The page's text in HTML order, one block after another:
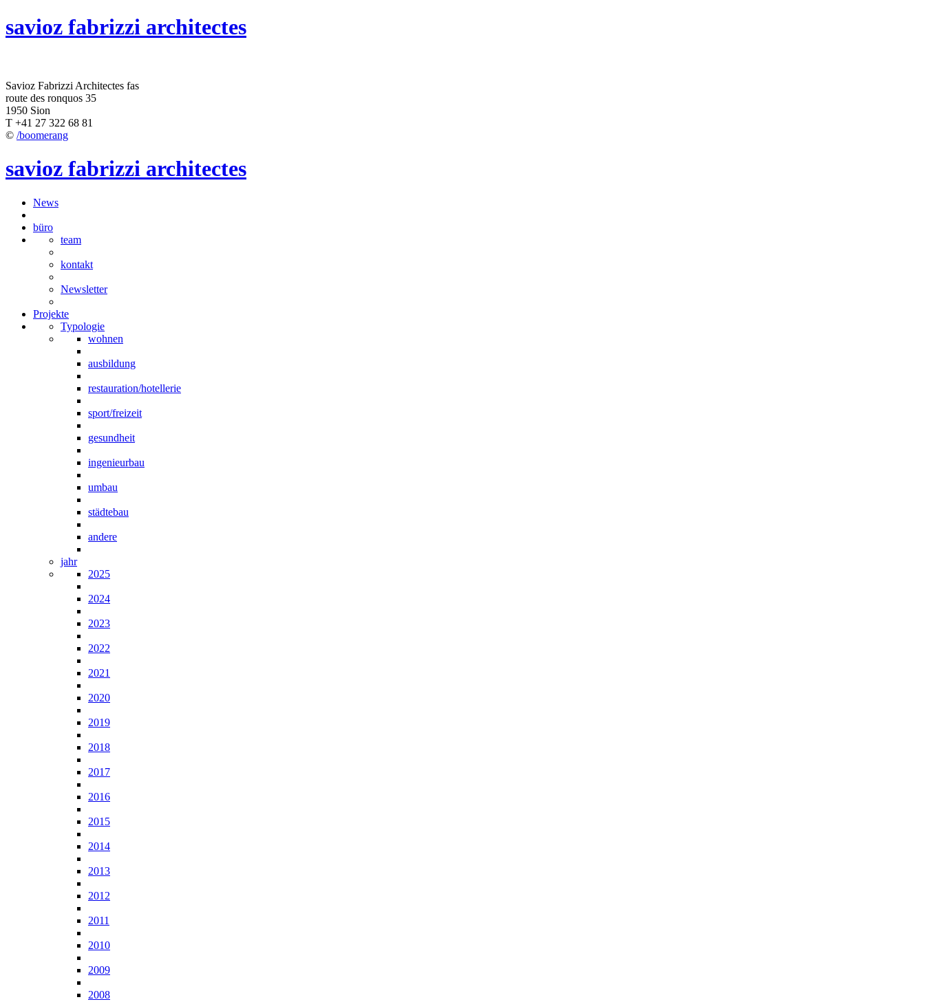
savioz fabrizzi architectes
Savioz Fabrizzi Architectes fas
route des ronquos 35
1950 Sion
T +41 27 322 68 81
© /boomerang
savioz fabrizzi architectes
News
büro
team
kontakt
Newsletter
Projekte
Typologie
wohnen
ausbildung
restauration/hotellerie
sport/freizeit
gesundheit
ingenieurbau
umbau
städtebau
andere
jahr
2025
2024
2023
2022
2021
2020
2019
2018
2017
2016
2015
2014
2013
2012
2011
2010
2009
2008